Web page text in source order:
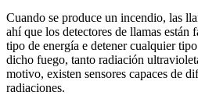
Cuando se produce un incendio, las
ahí que los detectores de llamas están
tipo de energía e detener cualquier
dicho fuego, tanto radiación
motivo, existen sensores capaces de
radiaciones.